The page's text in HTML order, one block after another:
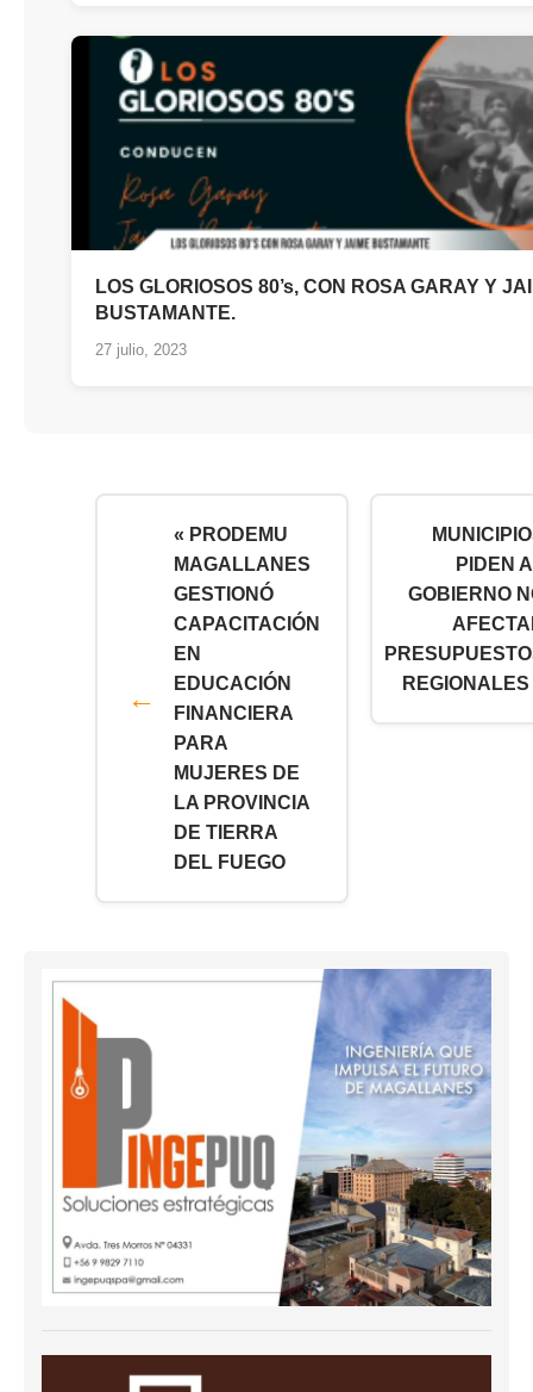
LOS GLORIOSOS 80’s, CON ROSA GARAY Y
BUSTAMANTE.
27 julio, 2023
« PRODEMU
MAGALLANES
GESTIONÓ
CAPACITACIÓN
EN
EDUCACIÓN
FINANCIERA
PARA
MUJERES DE
LA PROVINCIA
DE TIERRA
DEL FUEGO
PIDEN
GOBIERNO
REGIONALES